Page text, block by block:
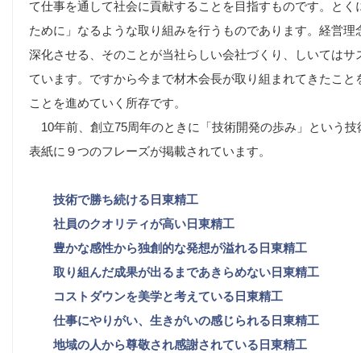
て仕事を通して社会に貢献することを目指すものです。と
ために」なるような取り組みを行うものであります。経営
深化させる、そのことが当社らしい会社づくり、しいては
ています。ですから今まで材木会長が取り組まれてきたこ
ことを進めていく所存です。
10年前、創立75周年のときに「技術開発の歩み」という
表紙に９つのフレーズが掲載されています。
技術で勝ち続ける日東精工
社員のクオリティが高い日東精工
豊かな感性から独創的な発想が溢れる日東精工
取り組んだ成果が出るまであきらめない日東精工
コストダウンを美学と考えている日東精工
仕事にやりがい、生きがいの感じられる日東精工
地域の人から尊敬され感謝されている日東精工